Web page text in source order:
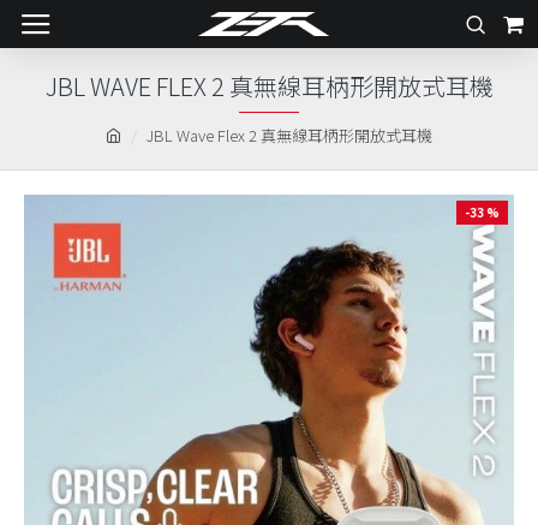
JBL Wave Flex 2 真無線耳柄形開放式耳機
JBL WAVE FLEX 2 真無線耳柄形開放式耳機
-33 %